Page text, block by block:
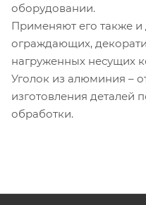
оборудовании.
Применяют его также
ограждающих,
нагруженных несущих
Уголок из алюминия –
изготовления деталей
обработки.